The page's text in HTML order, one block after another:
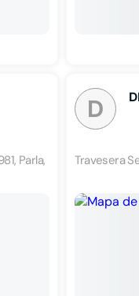
Parla,
D
Travesera